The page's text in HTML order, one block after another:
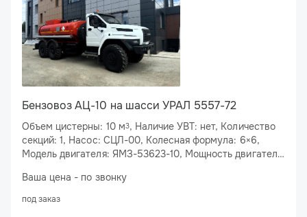
Бензовоз АЦ-10 на шасси УРАЛ 5557-72
Объем цистерны: 10 м3, Наличие УВТ: нет, Количество
секций: 1, Насос: СЦЛ-00, Колесная формула: 6×6,
Модель двигателя: ЯМЗ-53623-10, Мощность двигателя:
Ваша цена - по звонку
под заказ